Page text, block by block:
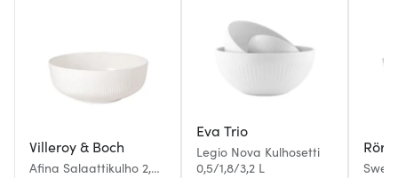
Villeroy & Boch
Afina Salaattikulho 2,5
Eva Trio
Legio Nova Kulhosetti
0,5/1,8/3,2 L